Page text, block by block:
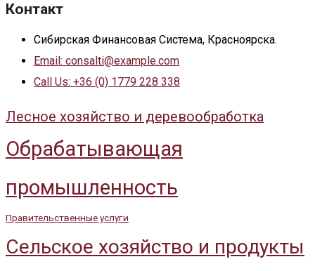
Контакт
Сибирская Финансовая Система, Красноярскa.
Email: consalti@example.com
Call Us: +36 (0) 1779 228 338
Лесное хозяйство и деревообработка
Обрабатывающая
промышленность
Правительственные услуги
Сельское хозяйство и продукты